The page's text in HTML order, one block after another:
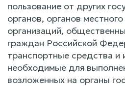
пользование от других
органов, органов
организаций,
граждан Российской
транспортные средства и
необходимые для
возложенных на органы